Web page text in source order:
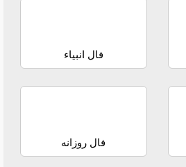
فال انبیاء
فال روزانه